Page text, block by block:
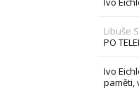
Libuše
PO
Ivo
paměti,